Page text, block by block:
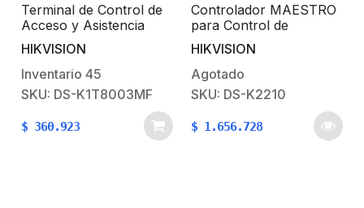
Terminal de Control de
Acceso y Asistencia
compatible con APP
Hik-Connect (P2P) /
Stand Alone / Lectura
de Huella y de Tarjetas
Mifare
HIKVISION
Inventario 45
SKU: DS-K1T8003MF
$ 360.923
Controlador MAESTRO
para Control de
Elevadores / Control de
Acceso para los pisos
de los Elevadores por
Huella o Tarjeta /
Programación por
IVMS4200 o Interfaz
Web
HIKVISION
Agotado
SKU: DS-K2210
$ 1.656.728